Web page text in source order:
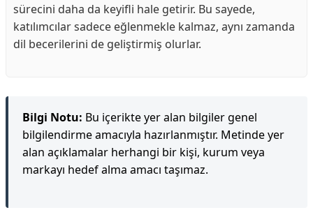
sürecini daha da keyifli hale getirir. Bu sayede,
katılımcılar sadece eğlenmekle kalmaz, aynı zamanda
dil becerilerini de geliştirmiş olurlar.
Bilgi Notu: Bu içerikte yer alan bilgiler genel
bilgilendirme amacıyla hazırlanmıştır. Metinde yer
alan açıklamalar herhangi bir kişi, kurum veya
markayı hedef alma amacı taşımaz.